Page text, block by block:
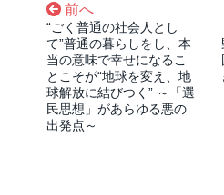
前へ
“ごく普通の社会人とし
て”普通の暮らしをし、本
当の意味で幸せになるこ
とこそが“地球を変え、地
球解放に結びつく” ～「選
民思想」があらゆる悪の
出発点～